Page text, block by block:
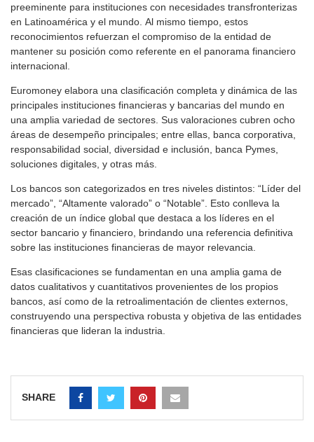
preeminente para instituciones con necesidades transfronterizas
en Latinoamérica y el mundo. Al mismo tiempo, estos
reconocimientos refuerzan el compromiso de la entidad de
mantener su posición como referente en el panorama financiero
internacional.
Euromoney elabora una clasificación completa y dinámica de las
principales instituciones financieras y bancarias del mundo en
una amplia variedad de sectores. Sus valoraciones cubren ocho
áreas de desempeño principales; entre ellas, banca corporativa,
responsabilidad social, diversidad e inclusión, banca Pymes,
soluciones digitales, y otras más.
Los bancos son categorizados en tres niveles distintos: “Líder del
mercado”, “Altamente valorado” o “Notable”. Esto conlleva la
creación de un índice global que destaca a los líderes en el
sector bancario y financiero, brindando una referencia definitiva
sobre las instituciones financieras de mayor relevancia.
Esas clasificaciones se fundamentan en una amplia gama de
datos cualitativos y cuantitativos provenientes de los propios
bancos, así como de la retroalimentación de clientes externos,
construyendo una perspectiva robusta y objetiva de las entidades
financieras que lideran la industria.
SHARE